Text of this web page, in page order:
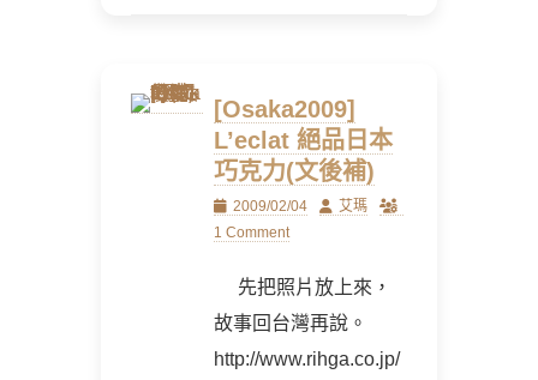
[Osaka2009]
L’eclat 絕品日本
巧克力(文後補)
Posted
on
2009/02/04 Author
艾瑪
1 Comment
先把照片放上來，
故事回台灣再說。
http://www.rihga.co.jp/